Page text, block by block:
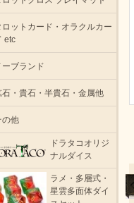
ロットカード・オラクルカー
etc
ーブランド
石・貴石・半貴石・金属他
の他
ドラタコオリジ
ナルダイス
ラメ・多層式・
星雲多面体ダイ